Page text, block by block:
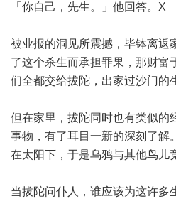
「你自己，先生。」他回答。X
被业报的洞见所震撼，毕钵离返
了这个杀生而承担罪果，那财富
们全都交给拔陀，出家过沙门的
但在家里，拔陀同时也有类似的
事物，有了耳目一新的深刻了解
在太阳下，于是乌鸦与其他鸟儿
当拔陀问仆人，谁应该为这许多